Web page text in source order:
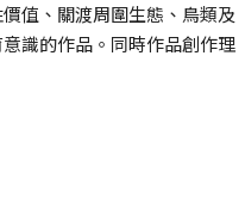
值、關渡周圍生態、鳥類及
識的作品。同時作品創作理